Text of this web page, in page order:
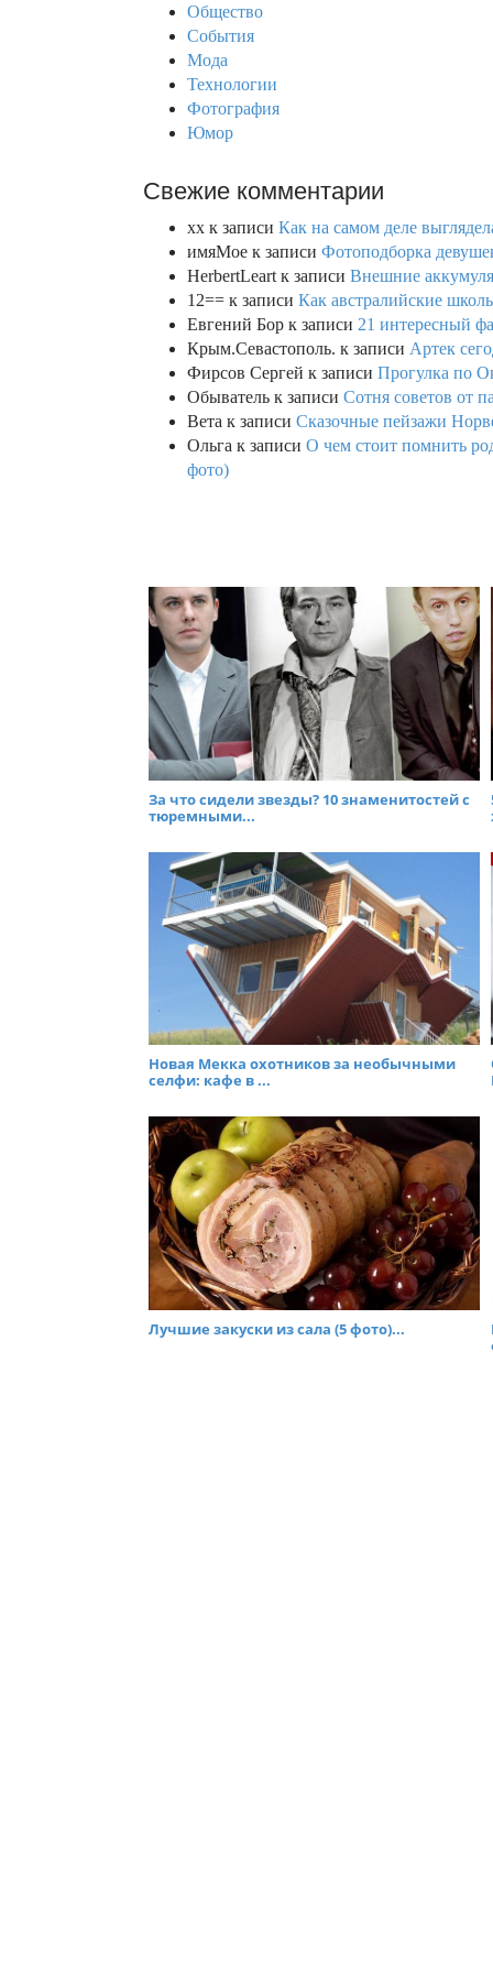
Общество
События
Мода
Технологии
Фотография
Юмор
Свежие комментарии
xx к записи Как на самом деле
имяМое к записи Фотоподборка
HerbertLeart к записи Внешние
12== к записи Как австралийские
Евгений Бор к записи 21 интересный
Крым.Севастополь. к записи Артек
Фирсов Сергей к записи Прогулка по
Обыватель к записи Сотня советов от
Вета к записи Сказочные пейзажи
Ольга к записи О чем стоит помнить
фото)
За что сидели звезды? 10 знаменитостей с
тюремными...
Новая Мекка охотников за необычными
селфи: кафе в ...
Лучшие закуски из сала (5 фото)...